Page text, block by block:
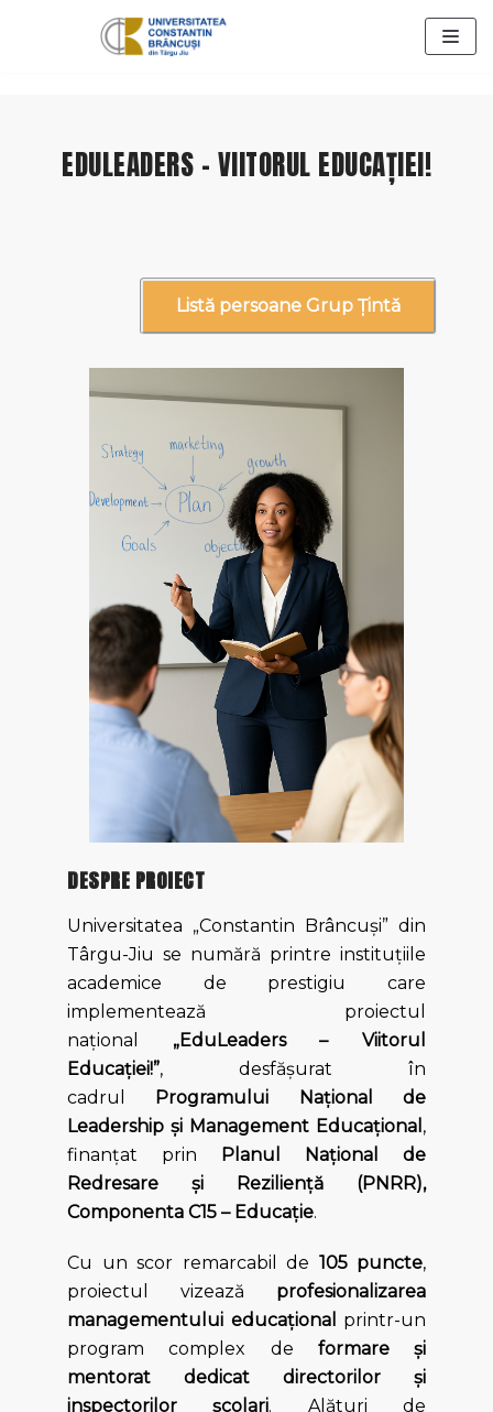
EDULEADERS – VIITORUL EDUCAȚIEI!
Listă persoane Grup Țintǎ
DESPRE PROIECT
Universitatea „Constantin Brâncuși” din
Târgu-Jiu se numără printre instituțiile
academice de prestigiu care
implementează proiectul
național „EduLeaders – Viitorul
Educației!”, desfășurat în
cadrul Programului Național de
Leadership și Management Educațional ,
finanțat prin
Planul Național de
Redresare și Reziliență (PNRR),
Componenta C15 – Educație.
Cu un scor remarcabil de 105 puncte,
proiectul vizează profesionalizarea
managementului educațional
printr-un
program complex de formare și
mentorat dedicat directorilor și
inspectorilor școlari. Alături de